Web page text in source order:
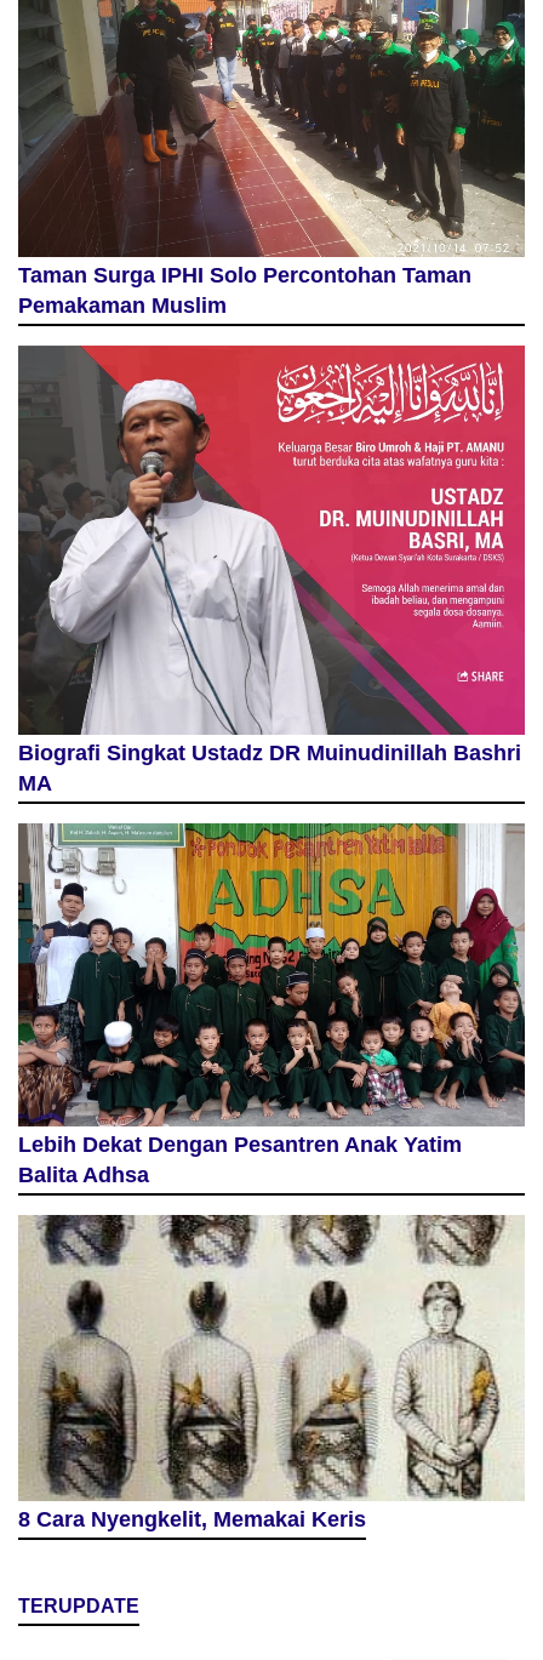
Taman Surga IPHI Solo Percontohan Taman
Pemakaman Muslim
Biografi Singkat Ustadz DR Muinudinillah Bashri
MA
Lebih Dekat Dengan Pesantren Anak Yatim
Balita Adhsa
8 Cara Nyengkelit, Memakai Keris
TERUPDATE